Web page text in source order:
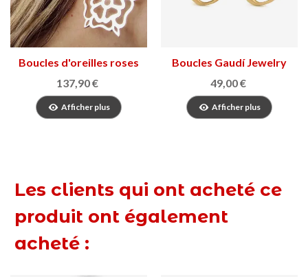
Boucles d'oreilles roses
de Reus
137,90 €
Afficher plus
Boucles Gaudí Jewelry
Casa Milà
49,00 €
Afficher plus
Les clients qui ont acheté ce
produit ont également
acheté :